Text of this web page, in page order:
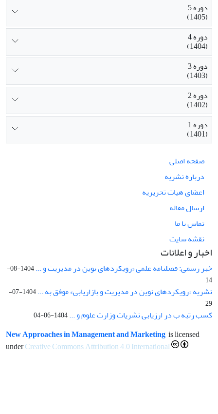
دوره 5
(1405)
دوره 4
(1404)
دوره 3
(1403)
دوره 2
(1402)
دوره 1
(1401)
صفحه اصلی
درباره نشریه
اعضای هیات تحریریه
ارسال مقاله
تماس با ما
نقشه سایت
اخبار و اعلانات
خبر رسمی: فصلنامه علمی «رویکردهای نوین در مدیریت و ...
1404-08-
14
نشریه «رویکردهای نوین در مدیریت و بازاریابی» موفق به ...
1404-07-
29
کسب رتبه ب در ارزیابی نشریات وزارت علوم و ...1404-06-04
New Approaches in Management and Marketing is licensed
underCreative Commons Attribution 4.0 International